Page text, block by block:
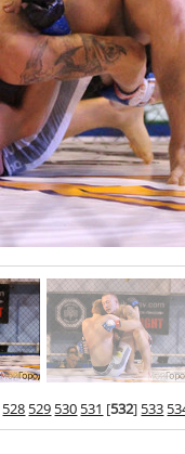
528 529 530 531 [532] 533